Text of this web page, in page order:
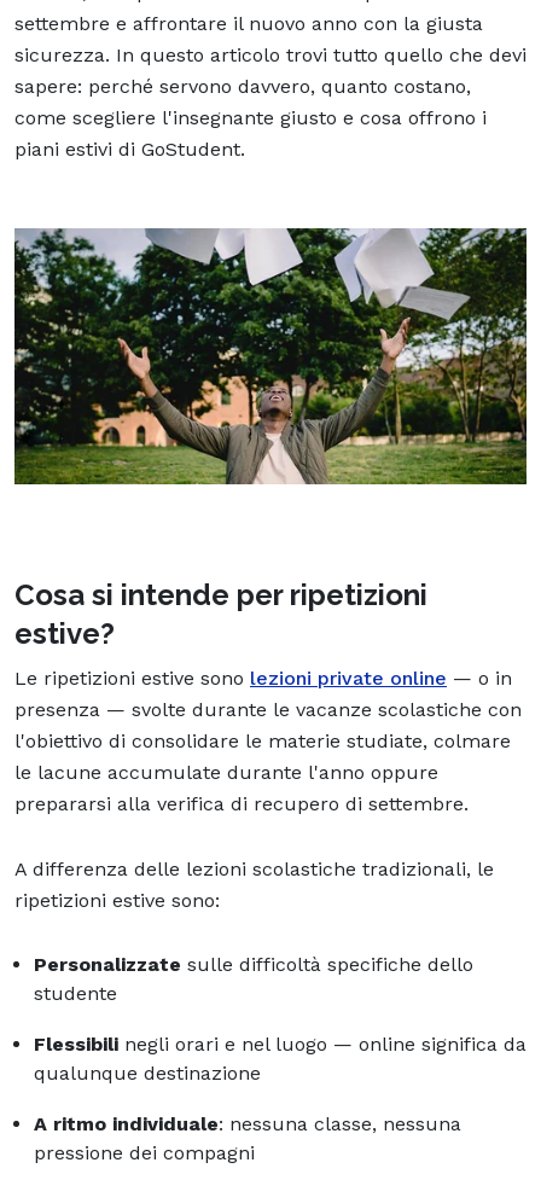
settembre e affrontare il nuovo anno con la giusta
sicurezza. In questo articolo trovi tutto quello che devi
sapere: perché servono davvero, quanto costano,
come scegliere l'insegnante giusto e cosa offrono i
piani estivi di GoStudent.
Cosa si intende per ripetizioni
estive?
Le ripetizioni estive sono lezioni private online — o in
presenza — svolte durante le vacanze scolastiche con
l'obiettivo di consolidare le materie studiate, colmare
le lacune accumulate durante l'anno oppure
prepararsi alla verifica di recupero di settembre.
A differenza delle lezioni scolastiche tradizionali, le
ripetizioni estive sono:
Personalizzate sulle difficoltà specifiche dello
studente
Flessibili negli orari e nel luogo — online significa da
qualunque destinazione
A ritmo individuale: nessuna classe, nessuna
pressione dei compagni